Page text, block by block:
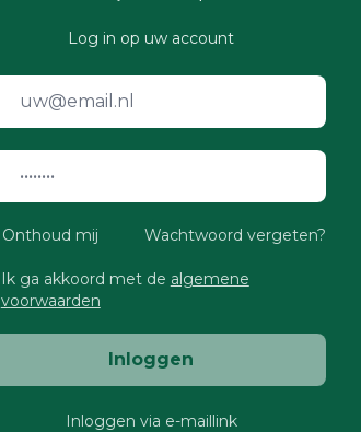
Log in op uw account
Onthoud mij Wachtwoord vergeten?
Ik ga akkoord met de algemene
voorwaarden
Inloggen
Inloggen via e-maillink